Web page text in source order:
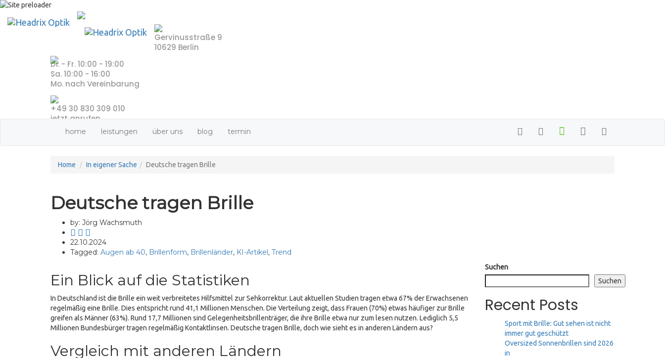
Skip
content
Gervinusstraße 9
10629 Berlin
Di. - Fr. 10:00 - 19:00
Sa. 10:00 - 16:00
Mo. nach Vereinbarung
+49 30 830 309 010
jetzt anrufen
home leistungen über uns blog termin
Home In eigener Sache Deutsche tragen Brille
Deutsche tragen Brille
by: Jörg Wachsmuth
22.10.2024
Tagged: Augen ab 40, Brillenform, Brillenländer, KI-Artikel, Trend
Ein Blick auf die Statistiken
In Deutschland ist die Brille ein weit verbreitetes Hilfsmittel zur Sehkorrektur. Laut aktuellen Studien tragen etwa 67% der Erwachsenen
regelmäßig eine Brille. Dies entspricht rund 41,1 Millionen Menschen. Die Verteilung zeigt, dass Frauen (70%) etwas häufiger zur Brille
greifen als Männer (63%). Rund 17,7 Millionen sind Gelegenheitsbrillenträger, die ihre Brille etwa nur zum lesen nutzen. Lediglich 5,5
Millionen Bundesbürger tragen regelmäßig Kontaktlinsen. Deutsche tragen Brille, doch wie sieht es in anderen Ländern aus?
Vergleich mit anderen Ländern
Suchen
Suchen
Recent Posts
Sport mit Brille: Gut sehen ist nicht
immer gut geschützt
Oversized Sonnenbrillen sind 2026
in